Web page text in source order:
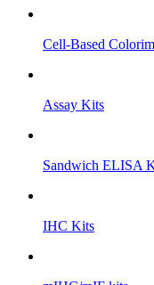
Cell-Based
Assay Kits
Sandwich ELISA
IHC Kits